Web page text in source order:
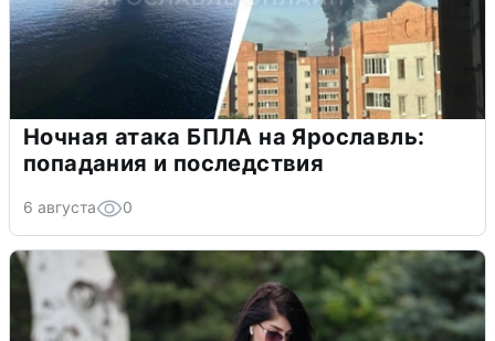
Ночная атака БПЛА на Ярославль:
попадания и последствия
6 августа 0